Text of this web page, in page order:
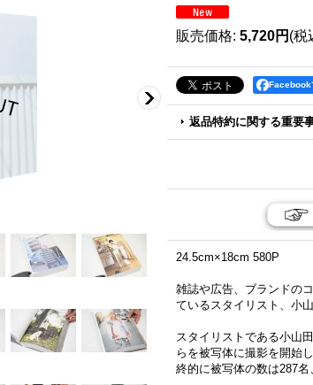
販売価格: 5,720円 (税
Facebook
返品特約に関する重要
24.5cm×18cm 580P
雑誌や広告、ブランドの
ているスタイリスト、小
スタイリストである小山
らを被写体に撮影を開始
終的に被写体の数は287名